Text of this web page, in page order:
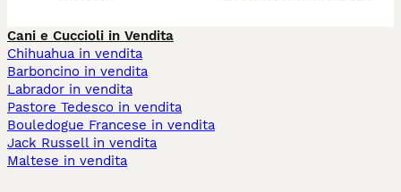
Cani e Cuccioli in Vendita
Chihuahua in vendita
Barboncino in vendita
Labrador in vendita
Pastore Tedesco in vendita
Bouledogue Francese in vendita
Jack Russell in vendita
Maltese in vendita